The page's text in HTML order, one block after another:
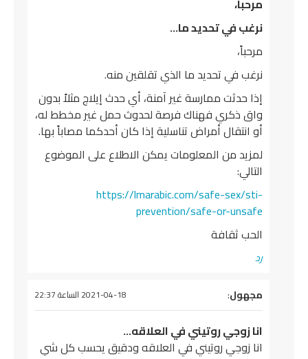
نرغب في تحديد ما…
مرحباً،
نرغب في تحديد ما الذي تقلقين منه.
إذا حدثت ممارسة غير آمنة، أي حدث إيلاج مثلاً بدون
واق ذكري فهناك فرصة لحدوث حمل غير مخطط له،
أو انتقال أمراض تناسلية إذا كان أحدكما مصاباً بها.
لمزيد من المعلومات يمكن الاطلاع على الموضوع
التالي:
https://lmarabic.com/safe-sex/sti-
prevention/safe-or-unsafe
الحب ثقافة
رد
يقول
مجهول: 2021-04-18 الساعة 22:37
انا زوجي روتيني في العلاقه…
انا زوجي روتيني في العلاقه ودقيق يحسب كل شي